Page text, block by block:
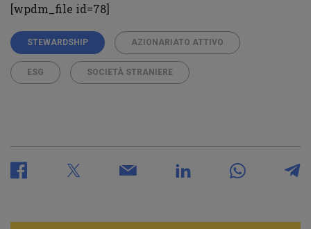
[wpdm_file id=78]
STEWARDSHIP AZIONARIATO ATTIVO
ESG SOCIETÀ STRANIERE